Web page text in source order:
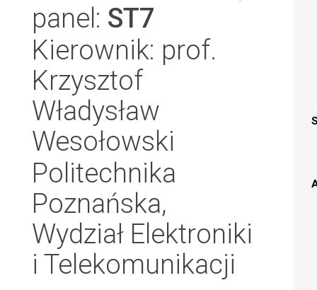
panel: ST7
Kierownik: prof.
Krzysztof
Władysław
Wesołowski
Politechnika
Poznańska,
Wydział Elektroniki
i Telekomunikacji